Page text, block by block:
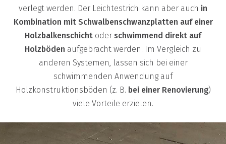
verlegt werden. Der Leichtestrich kann aber auch in
Kombination mit Schwalbenschwanzplatten auf einer
Holzbalkenschicht oder schwimmend direkt auf
Holzböden aufgebracht werden. Im Vergleich zu
anderen Systemen, lassen sich bei einer
schwimmenden Anwendung auf
Holzkonstruktionsböden (z. B. bei einer Renovierung)
viele Vorteile erzielen.